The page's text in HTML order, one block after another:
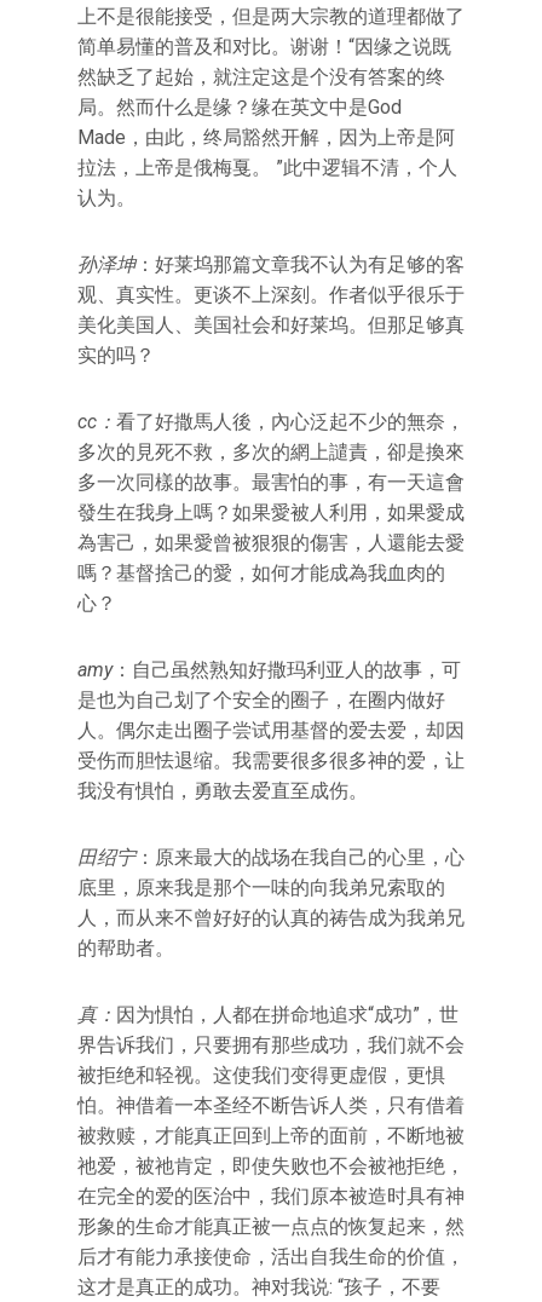
上不是很能接受，但是两大宗教的道理都做了
简单易懂的普及和对比。谢谢！“因缘之说既
然缺乏了起始，就注定这是个没有答案的终
局。然而什么是缘？缘在英文中是God
Made，由此，终局豁然开解，因为上帝是阿
拉法，上帝是俄梅戛。 ”此中逻辑不清，个人
认为。
孙泽坤：好莱坞那篇文章我不认为有足够的客
观、真实性。更谈不上深刻。作者似乎很乐于
美化美国人、美国社会和好莱坞。但那足够真
实的吗？
cc： 看了好撒馬人後，內心泛起不少的無奈，
多次的見死不救，多次的網上譴責，卻是換來
多一次同樣的故事。最害怕的事，有一天這會
發生在我身上嗎？如果愛被人利用，如果愛成
為害己，如果愛曾被狠狠的傷害，人還能去愛
嗎？基督捨己的愛，如何才能成為我血肉的
心？
amy：自己虽然熟知好撒玛利亚人的故事，可
是也为自己划了个安全的圈子，在圈内做好
人。偶尔走出圈子尝试用基督的爱去爱，却因
受伤而胆怯退缩。我需要很多很多神的爱，让
我没有惧怕，勇敢去爱直至成伤。
田绍宁：原来最大的战场在我自己的心里，心
底里，原来我是那个一味的向我弟兄索取的
人，而从来不曾好好的认真的祷告成为我弟兄
的帮助者。
真： 因为惧怕，人都在拼命地追求“成功”，世
界告诉我们，只要拥有那些成功，我们就不会
被拒绝和轻视。这使我们变得更虚假，更惧
怕。神借着一本圣经不断告诉人类，只有借着
被救赎，才能真正回到上帝的面前，不断地被
祂爱，被祂肯定，即使失败也不会被祂拒绝，
在完全的爱的医治中，我们原本被造时具有神
形象的生命才能真正被一点点的恢复起来，然
后才有能力承接使命，活出自我生命的价值，
这才是真正的成功。神对我说: “孩子，不要